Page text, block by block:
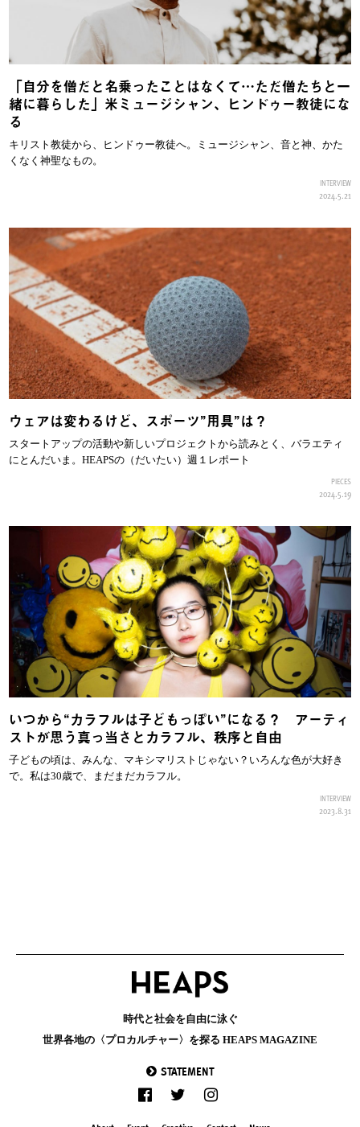
「自分を僧だと名乗ったことはなくて…ただ僧たちと一
緒に暮らした」米ミュージシャン、ヒンドゥー教徒にな
る
キリスト教徒から、ヒンドゥー教徒へ。ミュージシャン、音と神、かた
くなく神聖なもの。
INTERVIEW
2024.5.21
ウェアは変わるけど、スポーツ”用具”は？
スタートアップの活動や新しいプロジェクトから読みとく、バラエティ
にとんだいま。HEAPSの（だいたい）週１レポート
PIECES
2024.5.19
いつから“カラフルは子どもっぽい”になる？ アーティ
ストが思う真っ当さとカラフル、秩序と自由
子どもの頃は、みんな、マキシマリストじゃない？いろんな色が大好き
で。私は30歳で、まだまだカラフル。
INTERVIEW
2023.8.31
時代と社会を自由に泳ぐ
世界各地の〈プロカルチャー〉を探る HEAPS MAGAZINE
STATEMENT